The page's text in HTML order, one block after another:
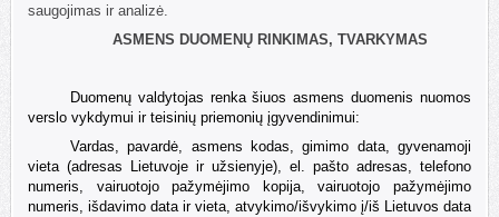
saugojimas ir analizė.
ASMENS DUOMENŲ RINKIMAS, TVARKYMAS
Duomenų valdytojas renka šiuos asmens duomenis nuomos
verslo vykdymui ir teisinių priemonių įgyvendinimui:
Vardas, pavardė, asmens kodas, gimimo data, gyvenamoji
vieta (adresas Lietuvoje ir užsienyje), el. pašto adresas, telefono
numeris, vairuotojo pažymėjimo kopija, vairuotojo pažymėjimo
numeris, išdavimo data ir vieta, atvykimo/išvykimo į/iš Lietuvos data